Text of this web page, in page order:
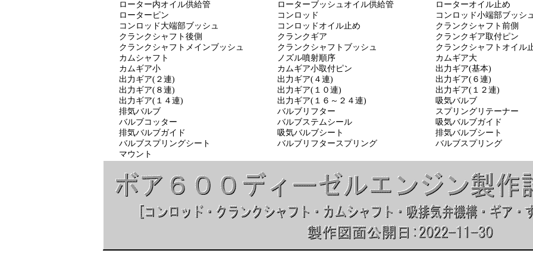
ローター内オイル供給管 ローターブッシュオイル供給管 ローターオイル止め
ローターピン コンロッド コンロッド小端部ブッシ
コンロッド大端部ブッシュ コンロッドオイル止め クランクシャフト前側
クランクシャフト後側 クランクギア クランクギア取付ピン
クランクシャフトメインブッシュ クランクシャフトブッシュ クランクシャフトオイル
カムシャフト ノズル噴射順序 カムギア大
カムギア小 カムギア小取付ピン 出力ギア(基本)
出力ギア(２連) 出力ギア(４連) 出力ギア(６連)
出力ギア(８連) 出力ギア(１０連) 出力ギア(１２連)
出力ギア(１４連) 出力ギア(１６～２４連) 吸気バルブ
排気バルブ バルブリフター スプリングリテーナー
バルブコッター バルブステムシール 吸気バルブガイド
排気バルブガイド 吸気バルブシート 排気バルブシート
バルブスプリングシート バルブリフタースプリング バルブスプリング
マウント